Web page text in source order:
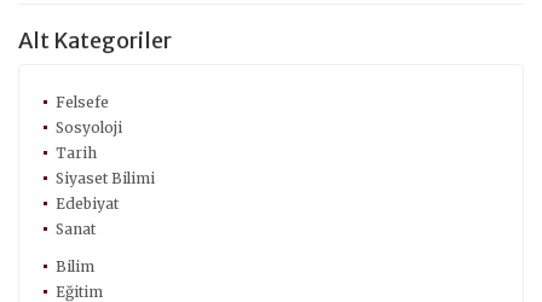
Alt Kategoriler
Felsefe
Sosyoloji
Tarih
Siyaset Bilimi
Edebiyat
Sanat
Bilim
Eğitim